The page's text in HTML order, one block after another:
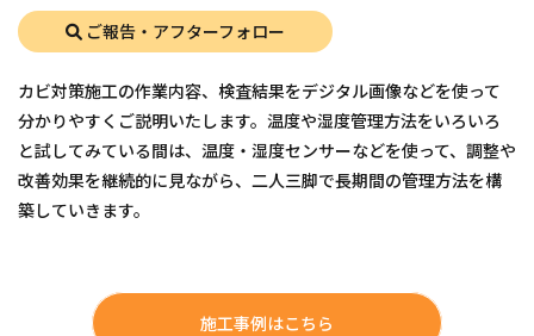
ご報告・アフターフォロー
カビ対策施工の作業内容、検査結果をデジタル画像などを使って
分かりやすくご説明いたします。温度や湿度管理方法をいろいろ
と試してみている間は、温度・湿度センサーなどを使って、調整や
改善効果を継続的に見ながら、二人三脚で長期間の管理方法を構
築していきます。
施工事例はこちら